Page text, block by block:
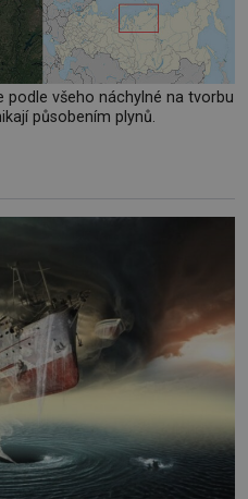
všeho náchylné na tvorbu
působením plynů.